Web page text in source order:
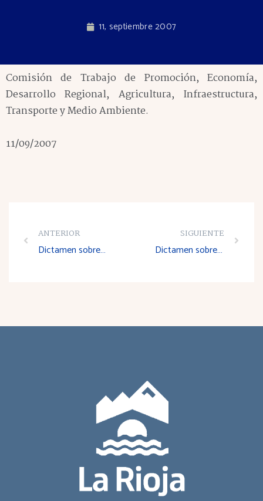
11, septiembre 2007
Comisión de Trabajo de Promoción, Economía,
Desarrollo Regional, Agricultura, Infraestructura,
Transporte y Medio Ambiente.
11/09/2007
ANTERIOR
Dictamen sobre el Proyecto de Decreto de adaptación de la legislación de prevención de riesgos laborales a la administración de la Comunidad Autónoma de La Rioja
SIGUIENTE
Dictamen sobre el Anteproyecto de Ley de medidas fiscales y administrativas para el año 2008